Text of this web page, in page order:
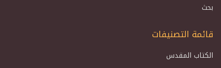
بحث
قائمة التصنيفات
الكتاب المقدس